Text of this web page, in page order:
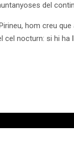
del
Pirineu, hom creu
cel nocturn: si hi